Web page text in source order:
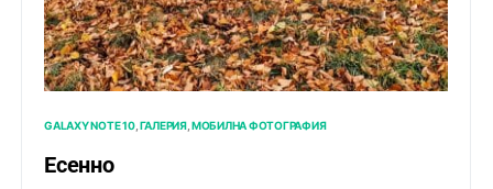
GALAXY NOTE 10 ГАЛЕРИЯ МОБИЛНА ФОТОГРАФИЯ
Есенно